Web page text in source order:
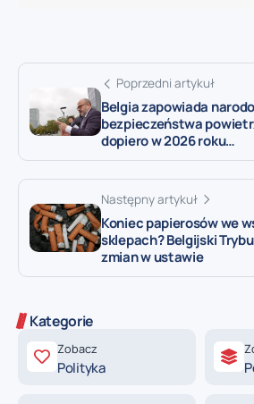
Poprzedni artykuł
Belgia zapowiada
bezpieczeństwa
dopiero w 2026 roku…
Następny artykuł
Koniec papierosów we
sklepach? Belgijski
zmian w ustawie
Kategorie
Zobacz
Polityka